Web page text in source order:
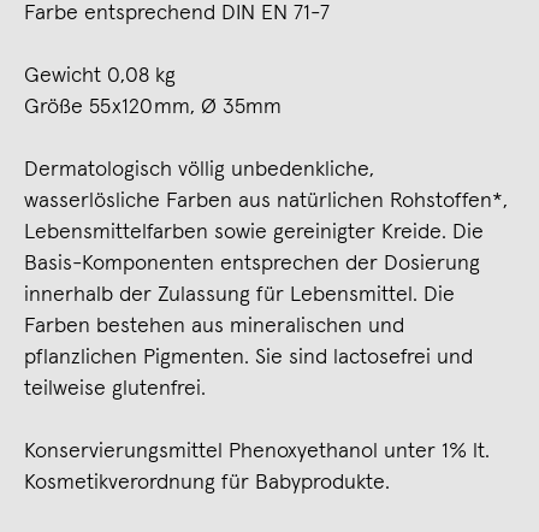
Farbe entsprechend DIN EN 71-7
Gewicht 0,08 kg
Größe 55 x120 mm, Ø 35mm
Dermatologisch völlig unbedenkliche,
wasserlösliche Farben aus natürlichen Rohstoffen*,
Lebensmittelfarben sowie gereinigter Kreide. Die
Basis-Komponenten entsprechen der Dosierung
innerhalb der Zulassung für Lebensmittel. Die
Farben bestehen aus mineralischen und
pflanzlichen Pigmenten. Sie sind lactosefrei und
teilweise glutenfrei.
Konservierungsmittel Phenoxyethanol unter 1% lt.
Kosmetikverordnung für Babyprodukte.